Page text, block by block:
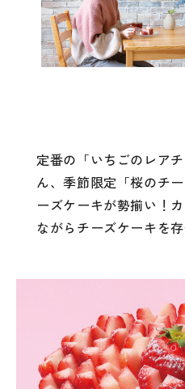
定番の「いちごのレア
ん、季節限定「桜のチ
ーズケーキが勢揃い！
ながらチーズケーキを存